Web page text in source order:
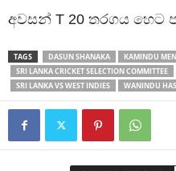
අවසන් T 20 තරගය හෙට
TAGS DASUN SHANAKA KAMINDU
SRI LANKA CRICKET SELECTION COMMITTEE
SRI LANKA VS WEST INDIES
WANINDU